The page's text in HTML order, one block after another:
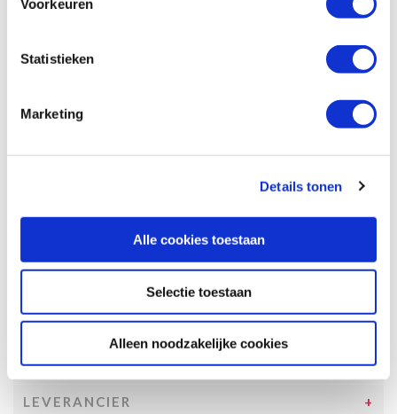
Voorkeuren
Statistieken
Marketing
Details tonen
Alle cookies toestaan
Selectie toestaan
Alleen noodzakelijke cookies
slechts ter illustratie. De aangegeven hoeveelheid bedden is geen
garantie dat de maximale bezetting voldoende comfortabel is.
beschrijving en tekeningen en ook tussentijds gewijzigd worden.
INCLUSIEF/EXCLUSIEF
VOORWAARDEN
SPECIALS
TOESLAGEN
LEVERANCIER